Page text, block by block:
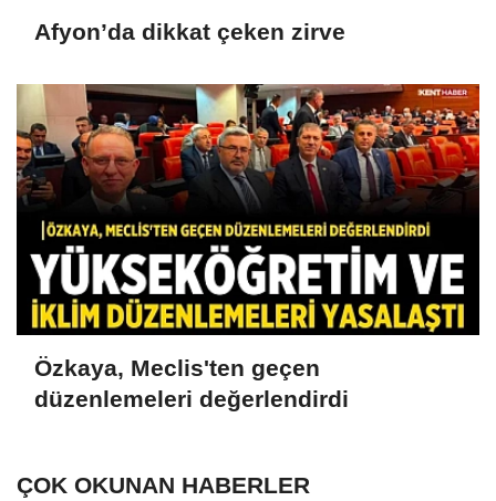
Afyon’da dikkat çeken zirve
Özkaya, Meclis'ten geçen
düzenlemeleri değerlendirdi
ÇOK OKUNAN HABERLER